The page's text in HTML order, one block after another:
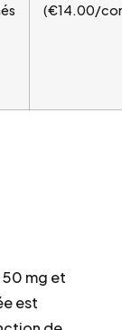
(€14.00/
50 mg et
est